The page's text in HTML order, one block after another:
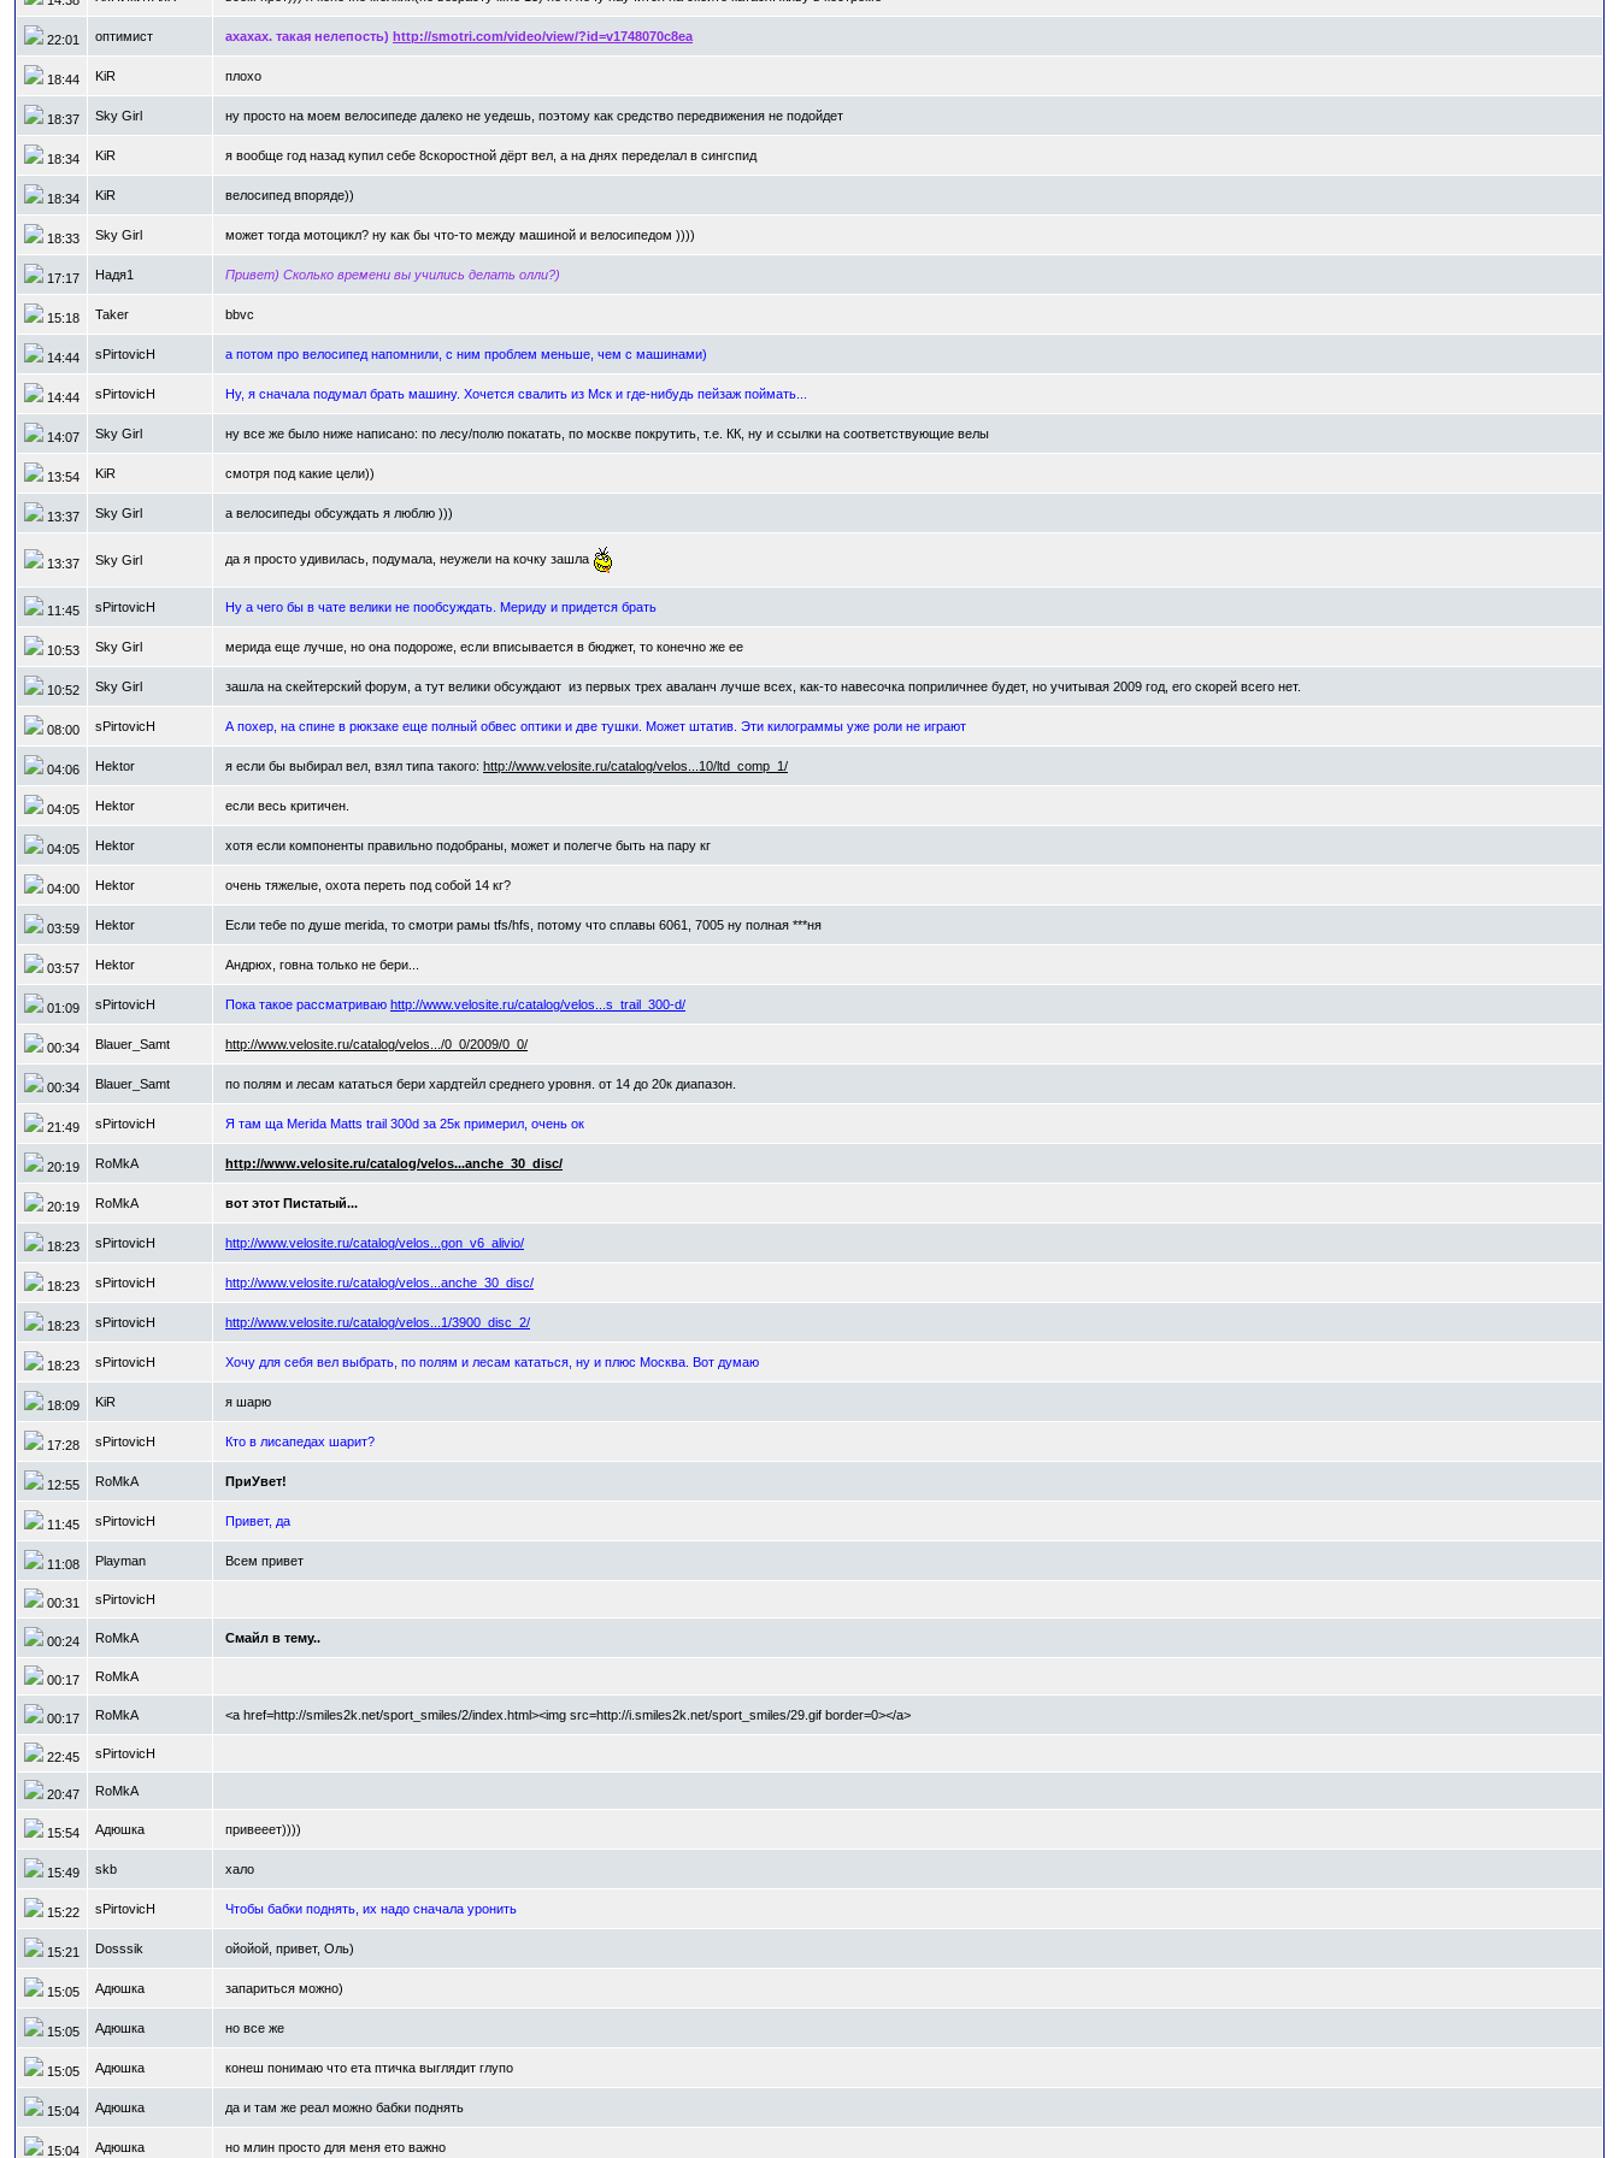
22:01 оптимист ахахах. такая нелепость) http://smotri.com/video/view/?id=v1748070c8ea
18:44 KiR плохо
18:37 Sky Girl ну просто на моем велосипеде далеко не уедешь, поэтому как средство передвижения не подойдет
18:34 KiR я вообще год назад купил себе 8скоростной дёрт вел, а на днях переделал в сингспид
18:34 KiR велосипед впоряде))
18:33 Sky Girl может тогда мотоцикл? ну как бы что-то между машиной и велосипедом ))))
17:17 Надя1 Привет) Сколько времени вы учились делать олли?)
15:18 Taker bbvc
14:44 sPirtovicH а потом про велосипед напомнили, с ним проблем меньше, чем с машинами)
14:44 sPirtovicH Ну, я сначала подумал брать машину. Хочется свалить из Мск и где-нибудь пейзаж поймать...
14:07 Sky Girl ну все же было ниже написано: по лесу/полю покатать, по москве покрутить, т.е. КК, ну и ссылки на соответствующие велы
13:54 KiR смотря под какие цели))
13:37 Sky Girl а велосипеды обсуждать я люблю )))
13:37 Sky Girl да я просто удивилась, подумала, неужели на кочку зашла
11:45 sPirtovicH Ну а чего бы в чате велики не пообсуждать. Мериду и придется брать
10:53 Sky Girl мерида еще лучше, но она подороже, если вписывается в бюджет, то конечно же ее
10:52 Sky Girl зашла на скейтерский форум, а тут велики обсуждают из первых трех аваланч лучше всех, как-то навесочка поприличнее будет, но учитывая 2009 год, его скорей всего нет.
08:00 sPirtovicH А похер, на спине в рюкзаке еще полный обвес оптики и две тушки. Может штатив. Эти килограммы уже роли не играют
04:06 Hektor я если бы выбирал вел, взял типа такого: http://www.velosite.ru/catalog/velos...10/ltd_comp_1/
04:05 Hektor если весь критичен.
04:05 Hektor хотя если компоненты правильно подобраны, может и полегче быть на пару кг
04:00 Hektor очень тяжелые, охота переть под собой 14 кг?
03:59 Hektor Если тебе по душе merida, то смотри рамы tfs/hfs, потому что сплавы 6061, 7005 ну полная ***ня
03:57 Hektor Андрюх, говна только не бери...
01:09 sPirtovicH Пока такое рассматриваю http://www.velosite.ru/catalog/velos...s_trail_300-d/
00:34 Blauer_Samt http://www.velosite.ru/catalog/velos.../0_0/2009/0_0/
00:34 Blauer_Samt по полям и лесам кататься бери хардтейл среднего уровня. от 14 до 20к диапазон.
21:49 sPirtovicH Я там ща Merida Matts trail 300d за 25к примерил, очень ок
20:19 RoMkA http://www.velosite.ru/catalog/velos...anche_30_disc/
20:19 RoMkA вот этот Пистатый...
18:23 sPirtovicH http://www.velosite.ru/catalog/velos...gon_v6_alivio/
18:23 sPirtovicH http://www.velosite.ru/catalog/velos...anche_30_disc/
18:23 sPirtovicH http://www.velosite.ru/catalog/velos...1/3900_disc_2/
18:23 sPirtovicH Хочу для себя вел выбрать, по полям и лесам кататься, ну и плюс Москва. Вот думаю
18:09 KiR я шарю
17:28 sPirtovicH Кто в лисапедах шарит?
12:55 RoMkA ПриУвет!
11:45 sPirtovicH Привет, да
11:08 Playman Всем привет
00:31 sPirtovicH
00:24 RoMkA Смайл в тему..
00:17 RoMkA
00:17 RoMkA <a href=http://smiles2k.net/sport_smiles/2/index.html><img src=http://i.smiles2k.net/sport_smiles/29.gif border=0></a>
22:45 sPirtovicH
20:47 RoMkA
15:54 Адюшка привееет))))
15:49 skb хало
15:22 sPirtovicH Чтобы бабки поднять, их надо сначала уронить
15:21 Dosssik ойойой, привет, Оль)
15:05 Адюшка запариться можно)
15:05 Адюшка но все же
15:05 Адюшка конеш понимаю что ета птичка выглядит глупо
15:04 Адюшка да и там же реал можно бабки поднять
15:04 Адюшка но млин просто для меня ето важно